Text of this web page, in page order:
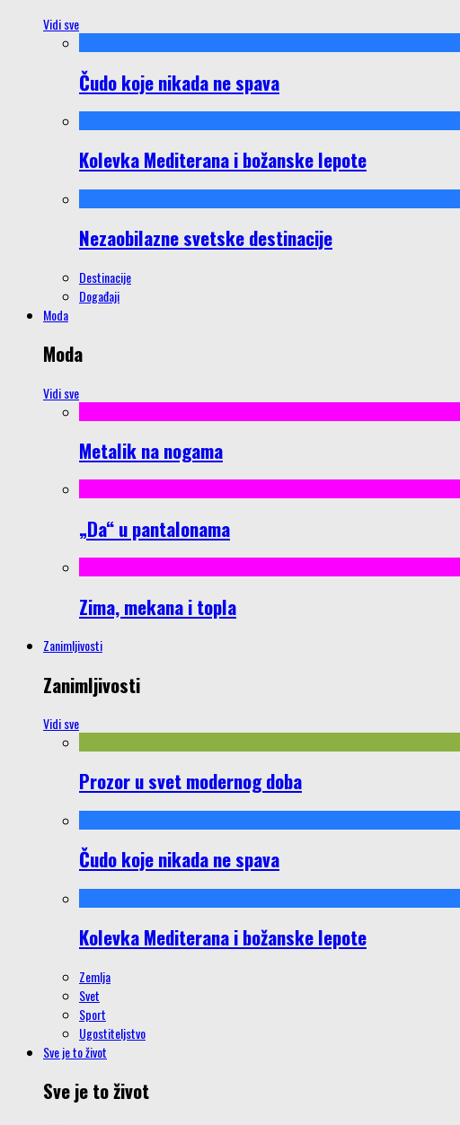
Vidi sve
Čudo koje nikada ne spava
Kolevka Mediterana i božanske lepote
Nezaobilazne svetske destinacije
Destinacije
Događaji
Moda
Moda
Vidi sve
Metalik na nogama
„Da“ u pantalonama
Zima, mekana i topla
Zanimljivosti
Zanimljivosti
Vidi sve
Prozor u svet modernog doba
Čudo koje nikada ne spava
Kolevka Mediterana i božanske lepote
Zemlja
Svet
Sport
Ugostiteljstvo
Sve je to život
Sve je to život